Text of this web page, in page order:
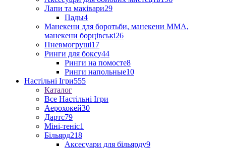
Лапи та маківари29
Пады4
Манекени для боротьби, манекени ММА,
манекени борцівські26
Пневмогруші17
Ринги для боксу44
Ринги на помосте8
Ринги напольные10
Настільні Ігри555
Каталог
Все Настільні Ігри
Аерохокей30
Дартс79
Міні-теніс1
Більярд218
Аксесуари для більярду9